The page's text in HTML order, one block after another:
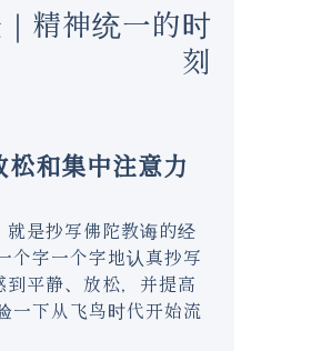
精神统一的时
刻
和集中注意力
是抄写佛陀教诲的经
个字一个字地认真抄写
平静、放松，并提高
一下从飞鸟时代开始流